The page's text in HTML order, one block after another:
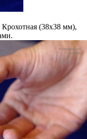
Крохотная (38х38 мм),